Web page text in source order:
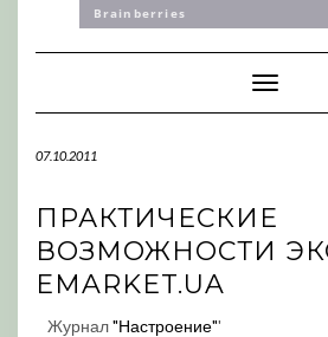
Toggle
07.10.2011
ПРАКТИЧЕСКИЕ
ВОЗМОЖНОСТИ
EMARKET.UA
Журнал"Настроение"'